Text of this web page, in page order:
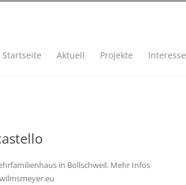
Startseite Aktuell Projekte Interesse
in Bollschweil. Mehr Infos